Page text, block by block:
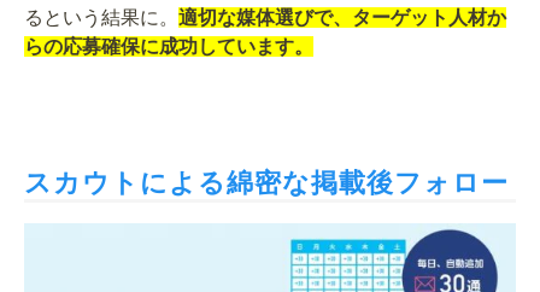
るという結果に。 適切な媒体選びで、ターゲット人材か
らの応募確保に成功しています。
スカウトによる綿密な掲載後フォロー